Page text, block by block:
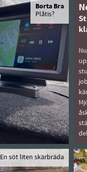
Borta Bra
Plåtis?
En söt liten skärbräda